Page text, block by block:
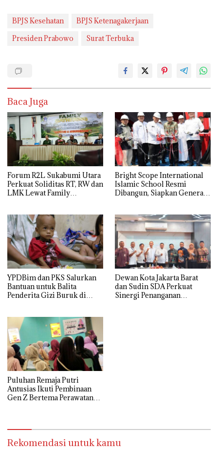
BPJS Kesehatan
BPJS Ketenagakerjaan
Presiden Prabowo
Surat Terbuka
Baca Juga
Forum R2L Sukabumi Utara
Perkuat Soliditas RT, RW dan
LMK Lewat Family
Bright Scope International
Islamic School Resmi
Dibangun, Siapkan Generasi
YPDBim dan PKS Salurkan
Bantuan untuk Balita
Penderita Gizi Buruk di
Dewan Kota Jakarta Barat
dan Sudin SDA Perkuat
Sinergi Penanganan
Puluhan Remaja Putri
Antusias Ikuti Pembinaan
Gen Z Bertema Perawatan
Rekomendasi untuk kamu